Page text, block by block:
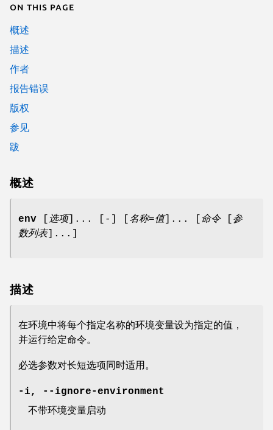
On this page
概述
描述
作者
报告错误
版权
参见
跋
概述
env 选项 ]... [ - 名称=值]... [ 命令
参
数列表]...]
描述
在环境中将每个指定名称的环境变量设为指定的值，
并运行给定命令。
必选参数对长短选项同时适用。
-i ,
--ignore-environment
不带环境变量启动